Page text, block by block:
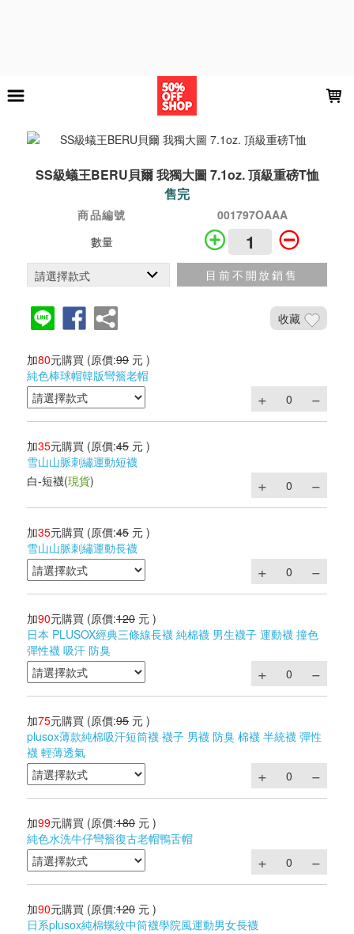
SS級蟻王BERU貝爾 我獨大圖 7.1oz. 頂級重磅T恤
售完
商品編號
001797OAAA
數量
目前不開放銷售
收藏
加80元購買 (原價:99 元 )
純色棒球帽韓版彎簷老帽
加35元購買 (原價:45 元 )
雪山山脈刺繡運動短襪
白-短襪(現貨)
加35元購買 (原價:45 元 )
雪山山脈刺繡運動長襪
加90元購買 (原價:120 元 )
日本 PLUSOX經典三條線長襪 純棉襪 男生襪子 運動襪 撞色
彈性襪 吸汗 防臭
加75元購買 (原價:95 元 )
plusox薄款純棉吸汗短筒襪 襪子 男襪 防臭 棉襪 半統襪 彈性
襪 輕薄透氣
加99元購買 (原價:180 元 )
純色水洗牛仔彎簷復古老帽鴨舌帽
加90元購買 (原價:120 元 )
日系plusox純棉螺紋中筒襪學院風運動男女長襪